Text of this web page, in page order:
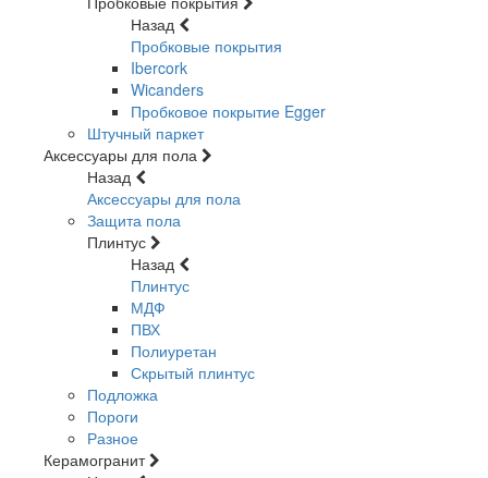
Назад
Пробковые покрытия
Ibercork
Wicanders
Пробковое покрытие Egger
Штучный паркет
Аксессуары для пола
Назад
Аксессуары для пола
Защита пола
Плинтус
Назад
Плинтус
МДФ
ПВХ
Полиуретан
Скрытый плинтус
Подложка
Пороги
Разное
Керамогранит